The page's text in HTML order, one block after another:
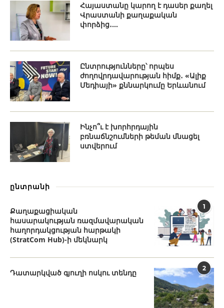
Հայաստանը կարող է դասեր քաղել
Վրաստանի քաղաքական
փորձից․...
Ընտրությունները՝ որպես
ժողովրդավարության հիմք․ «Ալիք
Մեդիայի» քննարկումը Երևանում
Ինչո՞ւ է խորհրդային
բռնաճնշումների թեման մնացել
ստվերում
ընտրանի
1
Քաղաքացիական
հասարակության ռազմավարական
հաղորդակցության հարթակի
(StratCom Hub)-ի մեկնարկ
2
Դատարկված գյուղի ոսկու տենդը